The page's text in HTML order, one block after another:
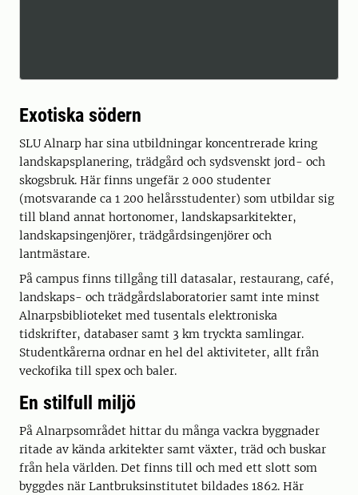
Exotiska södern
SLU Alnarp har sina utbildningar koncentrerade kring
landskapsplanering, trädgård och sydsvenskt jord- och
skogsbruk. Här finns ungefär 2 000 studenter
(motsvarande ca 1 200 helårsstudenter) som utbildar sig
till bland annat hortonomer, landskapsarkitekter,
landskapsingenjörer, trädgårdsingenjörer och
lantmästare.
På campus finns tillgång till datasalar, restaurang, café,
landskaps- och trädgårdslaboratorier samt inte minst
Alnarpsbiblioteket med tusentals elektroniska
tidskrifter, databaser samt 3 km tryckta samlingar.
Studentkårerna ordnar en hel del aktiviteter, allt från
veckofika till spex och baler.
En stilfull miljö
På Alnarpsområdet hittar du många vackra byggnader
ritade av kända arkitekter samt växter, träd och buskar
från hela världen. Det finns till och med ett slott som
byggdes när Lantbruksinstitutet bildades 1862. Här